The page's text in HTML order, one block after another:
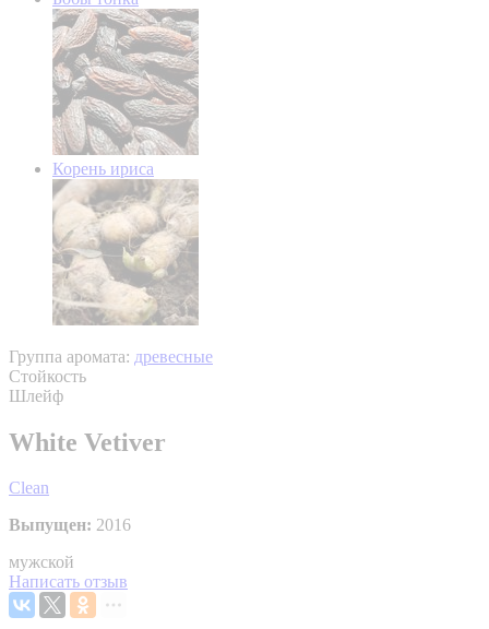
Корень ириса
Группа аромата: древесные
Стойкость
Шлейф
White Vetiver
Clean
Выпущен: 2016
мужской
Написать отзыв